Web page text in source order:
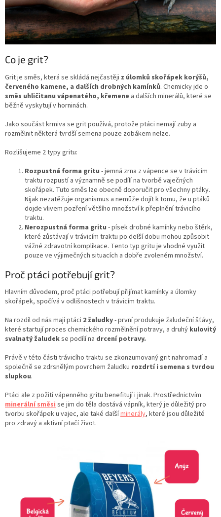
Co je grit?
Grit je směs, která se skládá nejčastěji z úlomků skořápek korýšů,
červeného kamene, a dalších drobných kamínků. Chemicky jde o
směs uhličitanu vápenatého, křemene a dalších minerálů, které se
běžně vyskytují v horninách.
Jako součást krmiva se grit používá, protože ptáci nemají zuby a
rozmělnit některá tvrdší semena pouze zobákem nelze.
Rozlišujeme 2 typy gritu:
Rozpustná forma gritu - jemná zrna z vápence se v trávicím
traktu rozpustí a významně se podílí na tvorbě vaječných
skořápek. Tuto směs lze obecně doporučit pro všechny ptáky.
Nijak nezatěžuje organismus a nemůže dojít k tomu, že u ptáků
dojde vlivem pozření většího množství k přeplnění trávicího
traktu.
Nerozpustná forma gritu - písek drobné kamínky nebo štěrk,
které zůstávají v trávicím traktu po delší dobu mohou způsobit
vážné zdravotní komplikace. Tento typ gritu je vhodné využít
pouze ve výjimečných situacích a dobře zvoleném množství.
Proč ptáci potřebují grit?
Hlavním důvodem, proč ptáci potřebují přijímat kamínky a úlomky
skořápek, spočívá v odlišnostech v trávicím traktu.
Na rozdíl od nás mají ptáci 2 žaludky- první produkuje žaludeční šťávy,
které startují proces chemického rozmělnění potravy, a druhý kulovitý
svalnatý žaludekse podílí na drcení potravy.
Právě v této části trávicího traktu se zkonzumovaný grit nahromadí a
společně se zdrsnělým povrchem žaludku rozdrtí i semena s tvrdou
slupkou.
Ptáci ale z požití vápenného gritu benefitují i jinak. Prostřednictvím
minerální směsise jim do těla dostává vápník, který je důležitý pro
tvorbu skořápek u vajec, ale také dalšíminerály, které jsou důležité
pro zdravý a aktivní ptačí život.